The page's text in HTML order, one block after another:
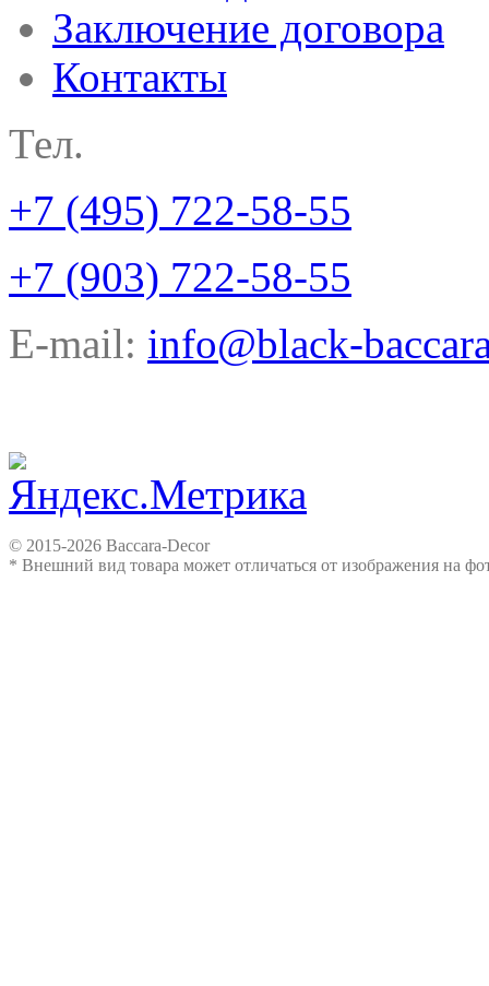
Заключение договора
Контакты
Тел.
+7 (495) 722-58-55
+7 (903) 722-58-55
E-mail: info@black-
© 2015-2026 Baccara-Decor
* Внешний вид товара может отличаться от изображения на